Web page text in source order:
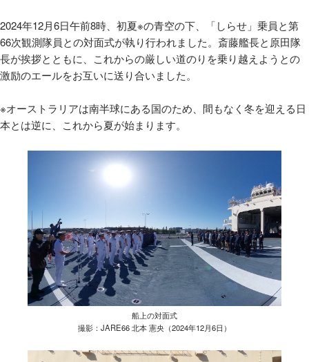
2024年12月6日午前8時、初夏※の青空の下、「しらせ」乗員と第
66次観測隊員との対面式が執り行われました。斎藤艦長と原田隊
長が挨拶とともに、これからの厳しい道のりを乗り越えようとの
激励のエールをお互いに送り合いました。
※オーストラリアは南半球にある国のため、間もなく冬を迎える日
本とは逆に、これから夏が始まります。
船上の対面式
撮影：JARE66 北本 憲央（2024年12月6日）